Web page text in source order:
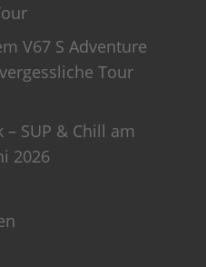
V67 S Adventure
Tour
SUP & Chill am
2026